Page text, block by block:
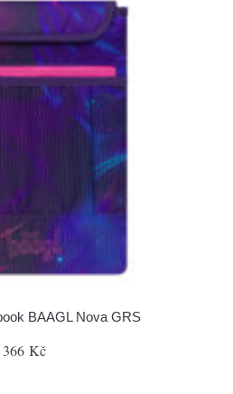
BAAGL Nova GRS
366 Kč